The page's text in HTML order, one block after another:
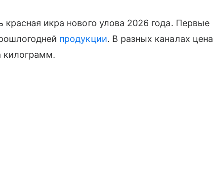
икра нового улова 2026 года. Первые
продукции. В разных каналах цена
килограмм.